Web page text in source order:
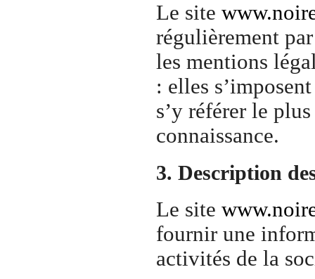
Le site
régulièrement
les mentions
: elles
s’y référer le
connaissance.
3. Description
Le site
fournir une
activités de la